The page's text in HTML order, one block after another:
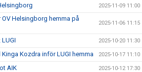
2025-11-09 11:00
Helsingborg hemma på
2025-11-06 11:15
2025-10-20 11:30
Kozdra inför LUGI hemma 2025-10-17 11:10
AIK 2025-10-12 17:30